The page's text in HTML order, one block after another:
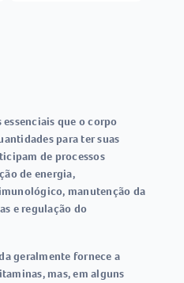
que o corpo
para ter suas
de processos
de energia,
manutenção da
e regulação do
geralmente fornece a
mas, em alguns